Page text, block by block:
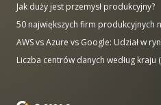
Jak duży jest przemysł produkcyjny?
50 największych firm produkcyjnych
AWS vs Azure vs Google: Udział w
Liczba centrów danych według kraju